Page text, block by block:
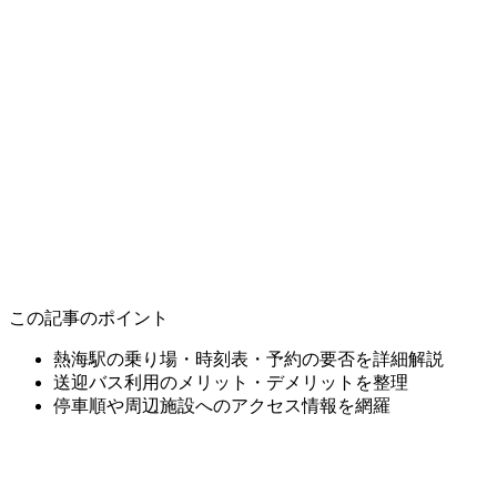
この記事のポイント
熱海駅の乗り場・時刻表・予約の要否を詳細解説
送迎バス利用のメリット・デメリットを整理
停車順や周辺施設へのアクセス情報を網羅